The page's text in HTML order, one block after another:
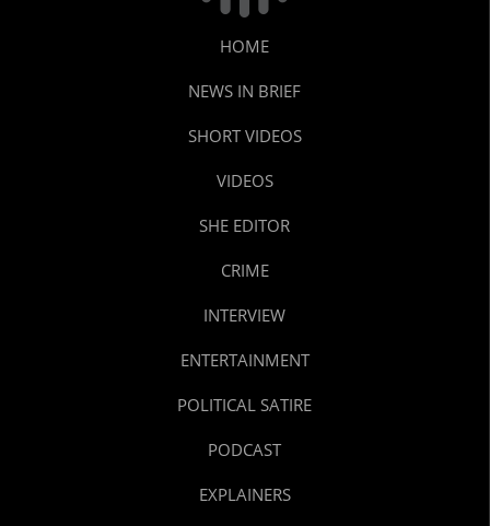
HOME
NEWS IN BRIEF
SHORT VIDEOS
VIDEOS
SHE EDITOR
CRIME
INTERVIEW
ENTERTAINMENT
POLITICAL SATIRE
PODCAST
EXPLAINERS